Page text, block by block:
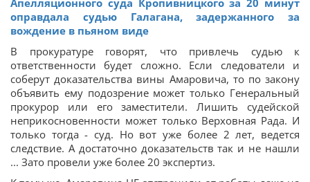
Апелляционного суда Кропивницкого за 20 минут
оправдала судью Галагана, задержанного за
вождение в пьяном виде
В прокуратуре говорят, что привлечь судью к
ответственности будет сложно. Если следователи и
соберут доказательства вины Амаровича, то по закону
объявить ему подозрение может только Генеральный
прокурор или его заместители. Лишить судейской
неприкосновенности может только Верховная Рада. И
только тогда - суд. Но вот уже более 2 лет, ведется
следствие. А достаточно доказательств так и не нашли
... Зато провели уже более 20 экспертиз.